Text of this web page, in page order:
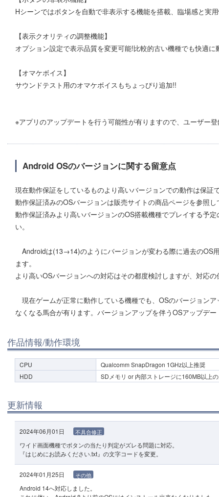
Hシーンではボタンを自動で非表示する機能を搭載、臨場感と実
【表示クオリティの調整機能】
オプション設定で表示品質を変更可能!比較的古い機種でも快適に
【オマケボイス】
サウンドテスト用のオマケボイスもちょっぴり追加!!
※アプリのアップデートを行う可能性が有りますので、ユーザー
Android OSのバージョンに関する留意点
現在動作保証をしているものより高いバージョンでの動作は保証
動作保証済みのOSバージョンは販売サイトの商品ページを参照
動作保証済みより高いバージョンのOS搭載機種でプレイする予
い。
Androidは(13→14)のようにバージョンが変わる際に過去のOS
ます。
より高いOSバージョンへの対応はその都度検討しますが、対応
現在ゲームが正常に動作している機種でも、OSのバージョン
なくなる馬合が有ります。バージョンアップを伴うOSアップデ
作品情報/動作環境
CPU
Qualcomm SnapDragon 1GHz以上推奨
HDD
SDメモリ or 内部ストレージに160MB以上
更新情報
2024年06月01日 不具合修正
ワイド画面機種でボタンの当たり判定がズレる問題に対応。
『はじめにお読みください.txt』の文字コードを変更。
2024年01月25日 その他
Android 14へ対応しました。